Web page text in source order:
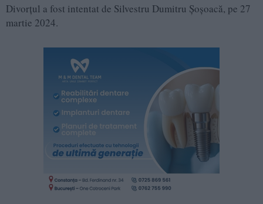
Divorțul a fost intentat de Silvestru Dumitru Șoșoacă, pe 27
martie 2024.